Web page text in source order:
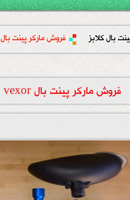
بال کلابز فروش مارکر پینت بال Game Face - vexor
فروش مارکر پینت بال Game Face - vexor